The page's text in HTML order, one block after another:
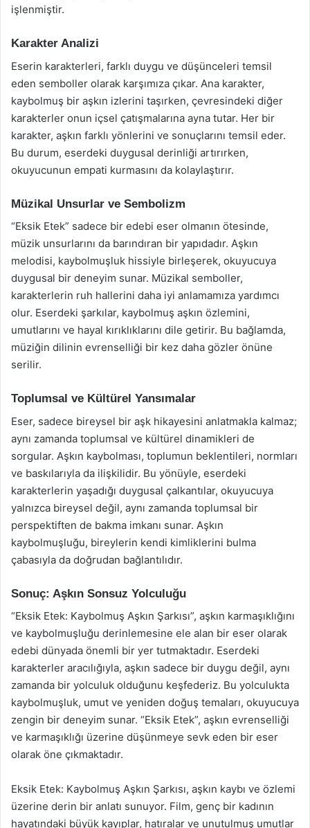
işlenmiştir.
Karakter Analizi
Eserin karakterleri, farklı duygu ve düşünceleri temsil
eden semboller olarak karşımıza çıkar. Ana karakter,
kaybolmuş bir aşkın izlerini taşırken, çevresindeki diğer
karakterler onun içsel çatışmalarına ayna tutar. Her bir
karakter, aşkın farklı yönlerini ve sonuçlarını temsil eder.
Bu durum, eserdeki duygusal derinliği artırırken,
okuyucunun empati kurmasını da kolaylaştırır.
Müzikal Unsurlar ve Sembolizm
“Eksik Etek” sadece bir edebi eser olmanın ötesinde,
müzik unsurlarını da barındıran bir yapıdadır. Aşkın
melodisi, kaybolmuşluk hissiyle birleşerek, okuyucuya
duygusal bir deneyim sunar. Müzikal semboller,
karakterlerin ruh hallerini daha iyi anlamamıza yardımcı
olur. Eserdeki şarkılar, kaybolmuş aşkın özlemini,
umutlarını ve hayal kırıklıklarını dile getirir. Bu bağlamda,
müziğin dilinin evrenselliği bir kez daha gözler önüne
serilir.
Toplumsal ve Kültürel Yansımalar
Eser, sadece bireysel bir aşk hikayesini anlatmakla kalmaz;
aynı zamanda toplumsal ve kültürel dinamikleri de
sorgular. Aşkın kaybolması, toplumun beklentileri, normları
ve baskılarıyla da ilişkilidir. Bu yönüyle, eserdeki
karakterlerin yaşadığı duygusal çalkantılar, okuyucuya
yalnızca bireysel değil, aynı zamanda toplumsal bir
perspektiften de bakma imkanı sunar. Aşkın
kaybolmuşluğu, bireylerin kendi kimliklerini bulma
çabasıyla da doğrudan bağlantılıdır.
Sonuç: Aşkın Sonsuz Yolculuğu
“Eksik Etek: Kaybolmuş Aşkın Şarkısı”, aşkın karmaşıklığını
ve kaybolmuşluğu derinlemesine ele alan bir eser olarak
edebi dünyada önemli bir yer tutmaktadır. Eserdeki
karakterler aracılığıyla, aşkın sadece bir duygu değil, aynı
zamanda bir yolculuk olduğunu keşfederiz. Bu yolculukta
kaybolmuşluk, umut ve yeniden doğuş temaları, okuyucuya
zengin bir deneyim sunar. “Eksik Etek”, aşkın evrenselliği
ve karmaşıklığı üzerine düşünmeye sevk eden bir eser
olarak öne çıkmaktadır.
Eksik Etek: Kaybolmuş Aşkın Şarkısı, aşkın kaybı ve özlemi
üzerine derin bir anlatı sunuyor. Film, genç bir kadının
hayatındaki büyük kayıplar, hatıralar ve unutulmuş umutlar